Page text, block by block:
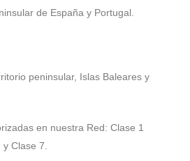
de España y Portugal.
peninsular, Islas Baleares y
en nuestra Red: Clase 1
Clase 7.